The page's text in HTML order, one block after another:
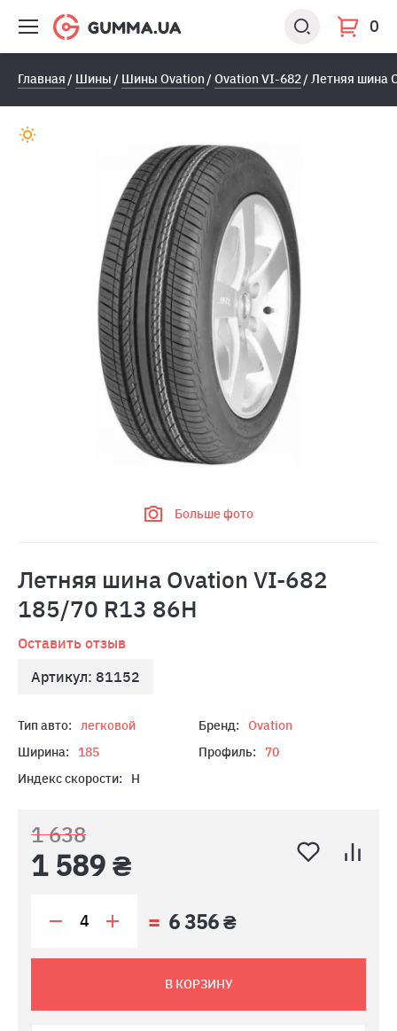
0
Главная Шины Шины Ovation Ovation VI-682 Летняя шина
Больше фото
Летняя шина Ovation VI-682
185/70 R13 86H
Оставить отзыв
Артикул: 81152
Тип авто: легковой Бренд:
Ovation
Ширина:
185 Профиль:
70
Индекс скорости:
H
1 638
1 589 ₴
6 356 ₴
В КОРЗИНУ